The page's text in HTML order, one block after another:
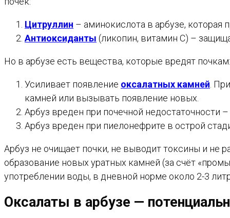
Цитруллин – аминокислота в арбузе, которая
Антиоксиданты (ликопин, витамин С) –
Но в арбузе есть вещества, которые вредят почкам:
Усиливает появление оксалатных камней.
камней или вызывать появление новых.
Арбуз вреден при почечной недостаточности
Арбуз вреден при пиелонефрите в острой
Арбуз не очищает почки, не выводит токсины и не
образование новых уратных камней (за счёт
употреблении воды, в дневной норме около 2-3
Оксалаты в арбузе —